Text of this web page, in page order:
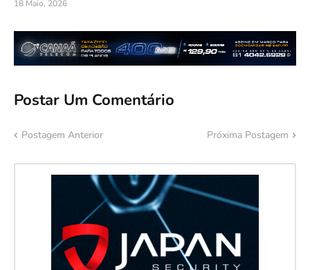
18 Maio, 2026
Postar Um Comentário
Postagem Anterior Próxima Postagem